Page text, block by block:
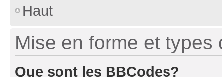
Haut
Mise en forme et types
Que sont les BBCodes?